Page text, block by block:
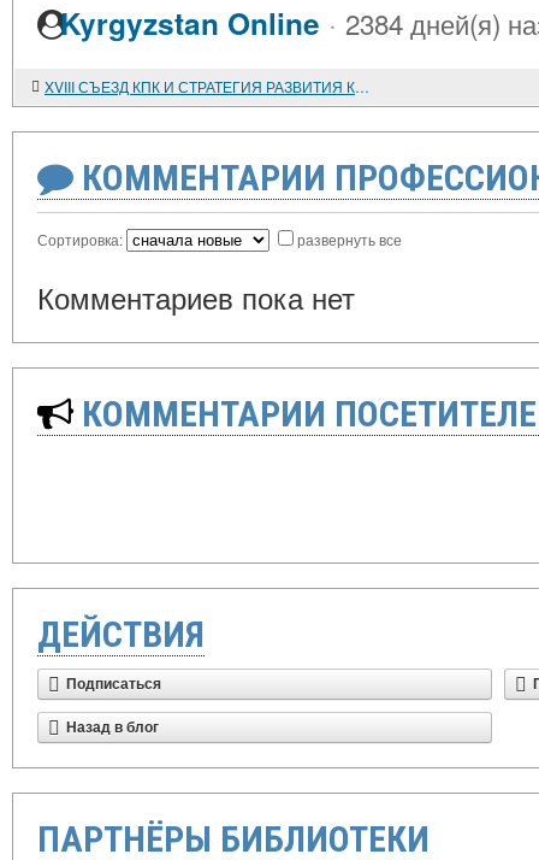
Kyrgyzstan Online · 2384 дней(я)
XVIII СЪЕЗД КПК И СТРАТЕГИЯ РАЗВИТИЯ КИТАЯ
КОММЕНТАРИИ
Сортировка: развернуть все
Комментариев пока нет
КОММЕНТАРИИ
ДЕЙСТВИЯ
Подписаться
Назад в блог
ПАРТНЁРЫ БИБЛИОТЕКИ